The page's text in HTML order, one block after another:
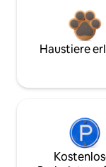
Haustiere